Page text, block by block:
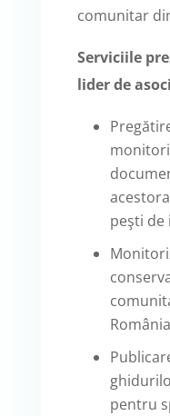
comunitar
Serviciile
lider de
peşti
pentru